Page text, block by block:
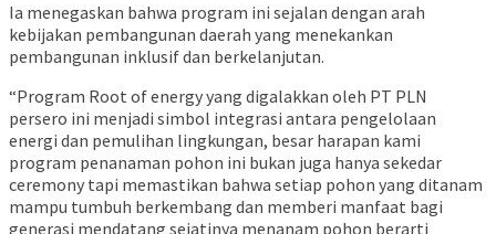
Ia menegaskan bahwa program ini sejalan dengan arah
kebijakan pembangunan daerah yang menekankan
pembangunan inklusif dan berkelanjutan.
“Program Root of energy yang digalakkan oleh PT PLN
persero ini menjadi simbol integrasi antara pengelolaan
energi dan pemulihan lingkungan, besar harapan kami
program penanaman pohon ini bukan juga hanya sekedar
ceremony tapi memastikan bahwa setiap pohon yang ditanam
mampu tumbuh berkembang dan memberi manfaat bagi
generasi mendatang sejatinya menanam pohon berarti